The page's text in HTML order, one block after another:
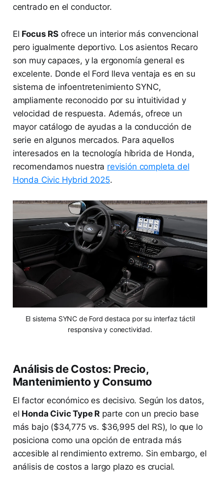
centrado en el conductor.
El Focus RSofrece un interior más convencional
pero igualmente deportivo. Los asientos Recaro
son muy capaces, y la ergonomía general es
excelente. Donde el Ford lleva ventaja es en su
sistema de infoentretenimiento SYNC,
ampliamente reconocido por su intuitividad y
velocidad de respuesta. Además, ofrece un
mayor catálogo de ayudas a la conducción de
serie en algunos mercados. Para aquellos
interesados en la tecnología híbrida de Honda,
recomendamos nuestra revisión completa del
Honda Civic Hybrid 2025.
El sistema SYNC de Ford destaca por su interfaz táctil
responsiva y conectividad.
Análisis de Costos: Precio,
Mantenimiento y Consumo
El factor económico es decisivo. Según los datos,
el Honda Civic Type R parte con un precio base
más bajo ($34,775 vs. $36,995 del RS), lo que lo
posiciona como una opción de entrada más
accesible al rendimiento extremo. Sin embargo, el
análisis de costos a largo plazo es crucial.